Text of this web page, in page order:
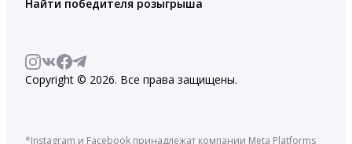
Найти победителя розыгрыша
Copyright © 2026. Все права защищены.
*Instagram и Facebook принадлежат компании Meta Platforms